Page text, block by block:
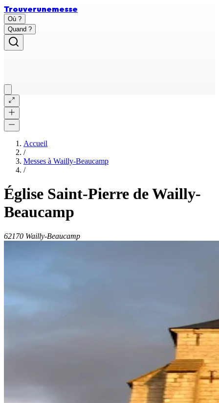
Trouverunemesse
Où ?
Quand ?
Accueil
/
Messes à Wailly-Beaucamp
/
Église Saint-Pierre de Wailly-
Beaucamp
62170 Wailly-Beaucamp